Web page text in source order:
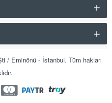
/ Eminönü - İstanbul. Tüm hakları